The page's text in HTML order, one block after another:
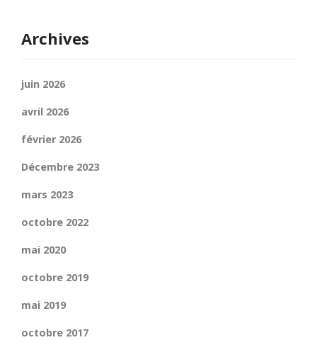
Archives
juin 2026
avril 2026
février 2026
Décembre 2023
mars 2023
octobre 2022
mai 2020
octobre 2019
mai 2019
octobre 2017